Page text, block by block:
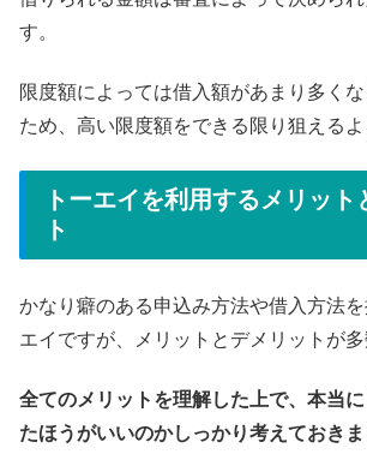
す。
限度額によっては借入額があまり多く
ため、高い限度額をできる限り狙えるよ
トーエイを利用するメリット
ト
かなり癖のある申込み方法や借入方法
エイですが、メリットとデメリットが多
全てのメリットを理解した上で、本当
たほうがいいのかしっかり考えておきま